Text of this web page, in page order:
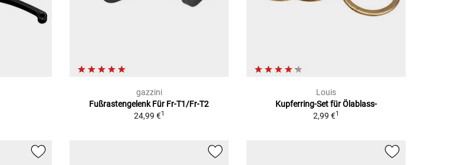
gazzini
Fußrastengelenk Für Fr-T1/Fr-T2
24,99 €1
Louis
Kupferring-Set für Ölablass-
2,99 €1